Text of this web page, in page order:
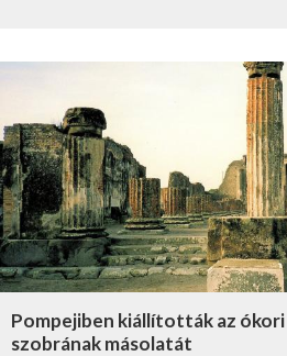
Pompejiben kiállították az
szobrának másolatát